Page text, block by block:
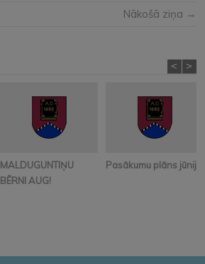
Nākošā ziņa →
MALDUGUNTIŅU
BĒRNI AUG!
Pasākumu plāns jūnijā
< >